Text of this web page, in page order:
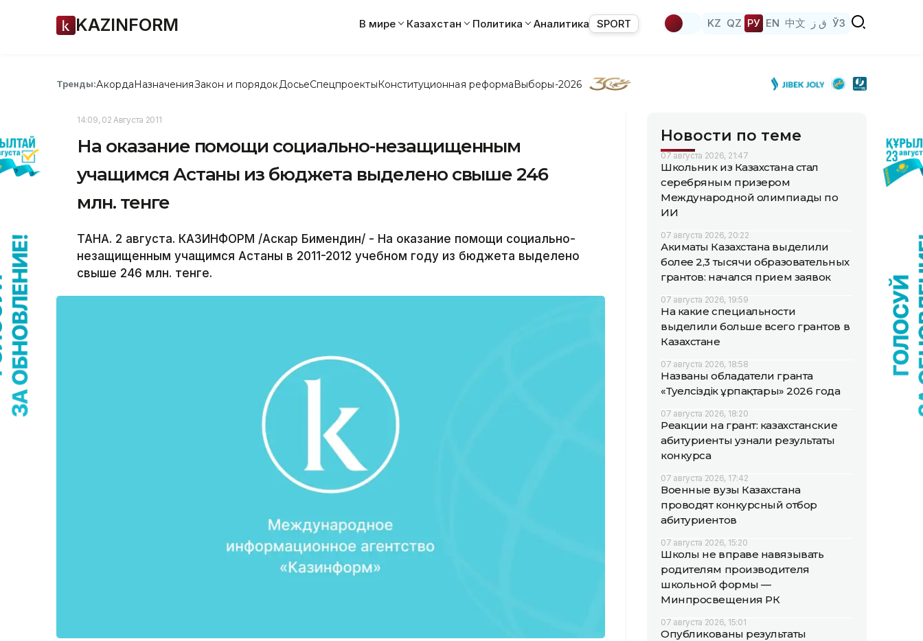
KAZINFORM В мире Казахстан Политика Аналитика SPORT KZ QZ РУ EN 中文 ق ز ЎЗ
Тренды:АкордаНазначенияЗакон и порядок ДосьеСпецпроектыКонституционная реформаВыборы-2026
14:09, 02 Августа 2011
На оказание помощи социально-незащищенным
учащимся Астаны из бюджета выделено свыше 246
млн. тенге
ТАНА. 2 августа. КАЗИНФОРМ /Аскар Бимендин/ - На оказание помощи социально-
незащищенным учащимся Астаны в 2011-2012 учебном году из бюджета выделено
свыше 246 млн. тенге.
Новости по теме
07 августа 2026, 21:47
Школьник из Казахстана стал
серебряным призером
Международной олимпиады по
ИИ
07 августа 2026, 20:22
Акиматы Казахстана выделили
более 2,3 тысячи образовательных
грантов: начался прием заявок
07 августа 2026, 19:59
На какие специальности
выделили больше всего грантов в
Казахстане
07 августа 2026, 18:58
Названы обладатели гранта
«Тәуелсіздік ұрпақтары» 2026 года
07 августа 2026, 18:20
Реакции на грант: казахстанские
абитуриенты узнали результаты
конкурса
07 августа 2026, 17:42
Военные вузы Казахстана
проводят конкурсный отбор
абитуриентов
07 августа 2026, 15:20
Школы не вправе навязывать
родителям производителя
школьной формы —
Минпросвещения РК
07 августа 2026, 15:01
Опубликованы результаты